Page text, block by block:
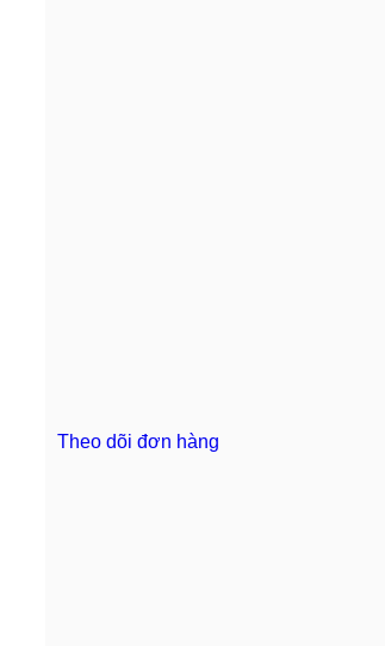
Theo dõi đơn hàng